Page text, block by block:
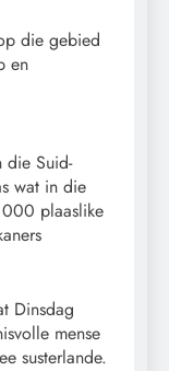
die gebied
en
die Suid-
wat in die
plaaslike
Dinsdag
mense
susterlande.